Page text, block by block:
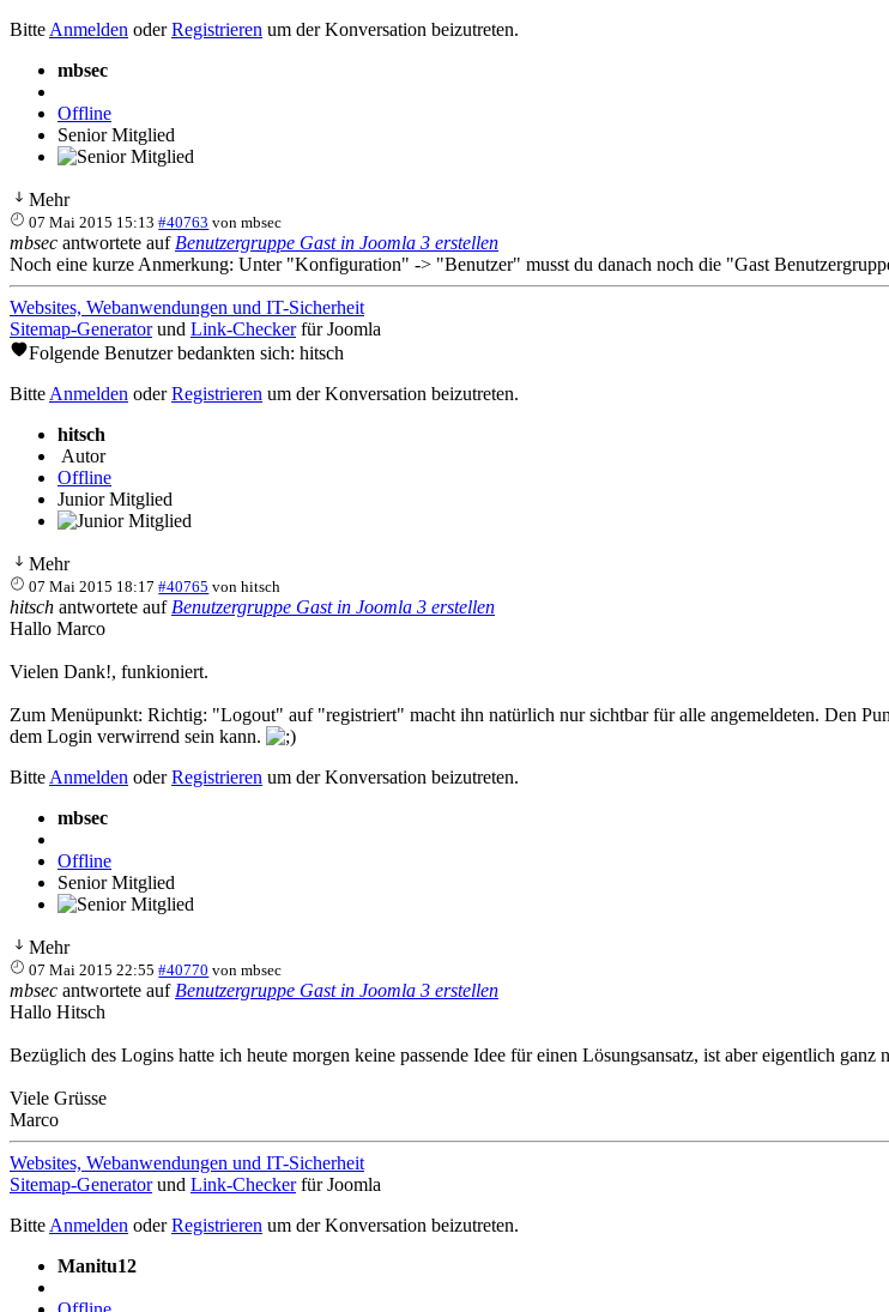
Bitte Anmelden oderRegistrieren um der Konversation beizutreten.
mbsec
Offline
Senior Mitglied
Mehr
07 Mai 2015 15:13 #40763 vonmbsec
mbsec antwortete auf Benutzergruppe Gast in Joomla 3 erstellen
Noch eine kurze Anmerkung: Unter "Konfiguration" -> "Benutzer" musst du danach noch die "Gast
Websites, Webanwendungen und IT-Sicherheit
Sitemap-Generatorund Link-Checkerfür Joomla
Folgende Benutzer bedankten sich: hitsch
Bitte Anmelden oderRegistrieren um der Konversation beizutreten.
hitsch
Autor
Offline
Junior Mitglied
Mehr
07 Mai 2015 18:17 #40765 vonhitsch
hitsch antwortete auf Benutzergruppe Gast in Joomla 3 erstellen
Hallo Marco
Vielen Dank!, funkioniert.
Zum Menüpunkt: Richtig: "Logout" auf "registriert" macht ihn natürlich nur sichtbar für alle angemeldeten. Den
dem Login verwirrend sein kann.
Bitte Anmelden oderRegistrieren um der Konversation beizutreten.
mbsec
Offline
Senior Mitglied
Mehr
07 Mai 2015 22:55 #40770 vonmbsec
mbsec antwortete auf Benutzergruppe Gast in Joomla 3 erstellen
Hallo Hitsch
Bezüglich des Logins hatte ich heute morgen keine passende Idee für einen Lösungsansatz, ist aber eigentlich ganz
Viele Grüsse
Marco
Websites, Webanwendungen und IT-Sicherheit
Sitemap-Generatorund Link-Checkerfür Joomla
Bitte Anmelden oderRegistrieren um der Konversation beizutreten.
Manitu12